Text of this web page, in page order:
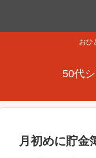
おひ
50代
月初めに貯金